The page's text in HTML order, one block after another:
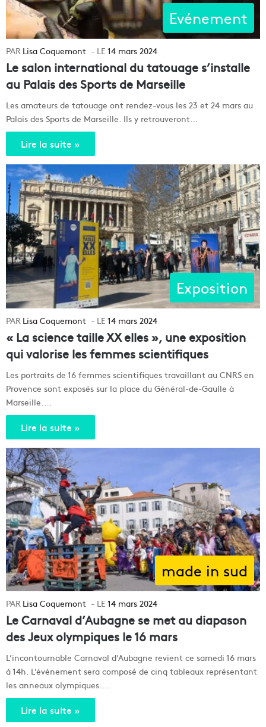
Evénement
Lisa Coquemont 14 mars 2024
Le salon international du tatouage s’installe
au Palais des Sports de Marseille
Les amateurs de tatouage ont rendez-vous les 23 et 24 mars au
Palais des Sports de Marseille. Ils y retrouveront…
Lire la suite »
Exposition
Lisa Coquemont 14 mars 2024
« La science taille XX elles », une exposition
qui valorise les femmes scientifiques
Les portraits de 16 femmes scientifiques travaillant au CNRS en
Provence sont exposés sur la place du Général-de-Gaulle à
Marseille.…
Lire la suite »
made in sud
Lisa Coquemont 14 mars 2024
Le Carnaval d’Aubagne se met au diapason
des Jeux olympiques le 16 mars
L’incontournable Carnaval d’Aubagne revient ce samedi 16 mars
à 14h. L’événement sera composé de cinq tableaux représentant
les anneaux olympiques.…
Lire la suite »